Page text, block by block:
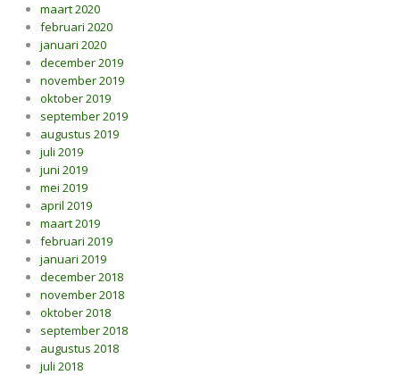
maart 2020
februari 2020
januari 2020
december 2019
november 2019
oktober 2019
september 2019
augustus 2019
juli 2019
juni 2019
mei 2019
april 2019
maart 2019
februari 2019
januari 2019
december 2018
november 2018
oktober 2018
september 2018
augustus 2018
juli 2018